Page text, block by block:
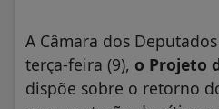
A Câmara dos
terça-feira (9), o Projeto
dispõe sobre o retorno